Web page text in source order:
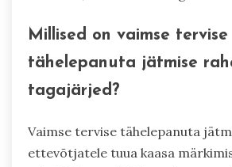
äritegevuses. Lisaks võib parem
viia parema otsustusvõime,
vastupidavuse, mis kõik on
turuväljakutsete navigeerimisel.
kohustus, vaid ka strateegiline